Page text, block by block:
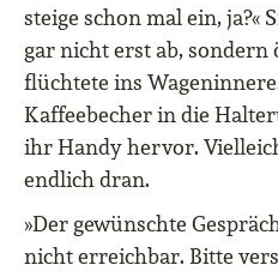
steige schon mal ein, ja?«
gar nicht erst ab,
flüchtete ins
Kaffeebecher in die
ihr Handy hervor.
endlich dran.
»Der gewünschte
nicht erreichbar. Bitte